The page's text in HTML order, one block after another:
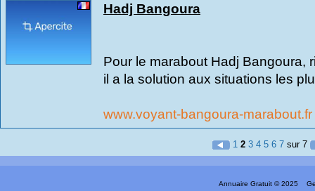
Hadj Bangoura
Pour le marabout Hadj Bangoura,
il a la solution aux situations les
www.voyant-bangoura-marabout.fr
1 2 3 4 5 6 7 sur 7
Annuaire Gratuit © 2025